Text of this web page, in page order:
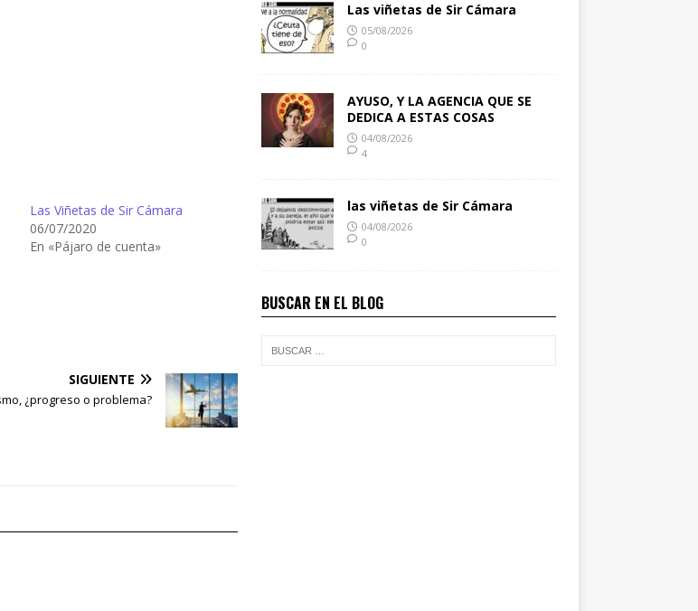
Las Viñetas de Sir Cámara
06/07/2020
En «Pájaro de cuenta»
SIGUIENTE
¿progreso o problema?
Las viñetas de Sir Cámara
05/08/2026
0
AYUSO, Y LA AGENCIA QUE SE
DEDICA A ESTAS COSAS
04/08/2026
4
las viñetas de Sir Cámara
04/08/2026
0
BUSCAR EN EL BLOG